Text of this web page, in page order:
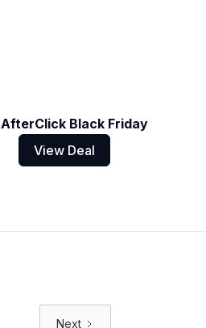
AfterClick Black Friday
View Deal
Next